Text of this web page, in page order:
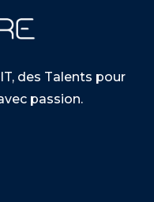
des Talents pour
passion.